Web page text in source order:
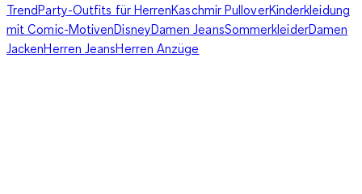
TrendParty-Outfits für HerrenKaschmir PulloverKinderkleidung
mit Comic-MotivenDisneyDamen JeansSommerkleiderDamen
JackenHerren JeansHerren Anzüge